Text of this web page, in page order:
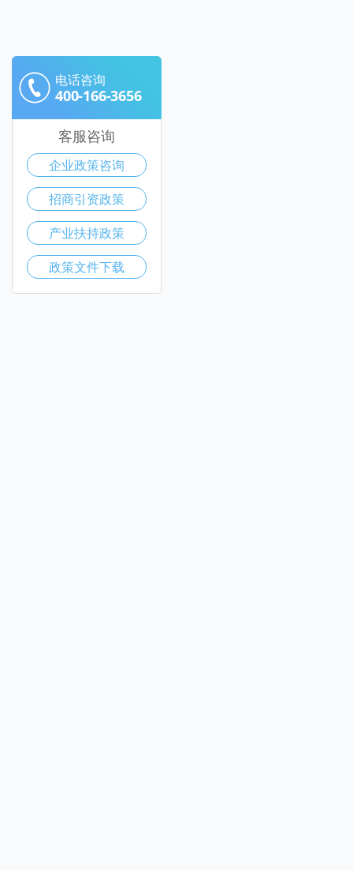
电话咨询
400-166-3656
客服咨询
企业政策咨询
招商引资政策
产业扶持政策
政策文件下载